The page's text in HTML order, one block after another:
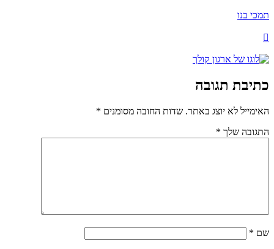
תמכי בנו
כתיבת תגובה
האימייל לא יוצג באתר. שדות החובה מסומנים *
התגובה שלך *
שם *